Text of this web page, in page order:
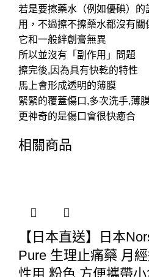
若是要擦藥水（例如優碘）
用，不過擦不擦藥水都沒有關
它和一般絆創膏無異
所以並沒有「副作用」問題
擦完後,因為具有快乾的特性
馬上會形成透明的薄膜
緊緊的覆蓋傷口,多次洗手,薄
更神奇的是傷口會很快癒合
相關商品
【日本直送】日本
Pure 生理止痛藥 月
性用 粉色 方便攜帶